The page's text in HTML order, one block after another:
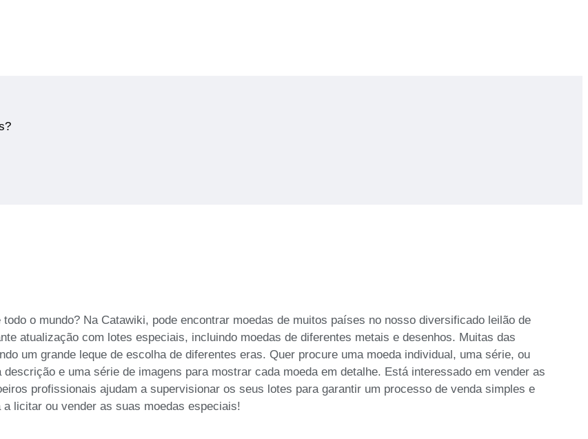
o mundo? Na Catawiki, pode encontrar moedas de muitos países no nosso diversificado leilão de
atualização com lotes especiais, incluindo moedas de diferentes metais e desenhos. Muitas das
um grande leque de escolha de diferentes eras. Quer procure uma moeda individual, uma série, ou
e uma série de imagens para mostrar cada moeda em detalhe. Está interessado em vender as
profissionais ajudam a supervisionar os seus lotes para garantir um processo de venda simples e
licitar ou vender as suas moedas especiais!